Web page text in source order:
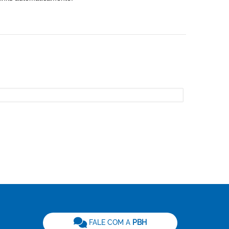
FALE COM A PBH